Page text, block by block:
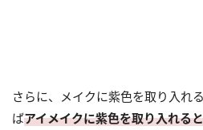
さらに、メイクに紫色を取り入れ
ばアイメイクに紫色を取り入れる